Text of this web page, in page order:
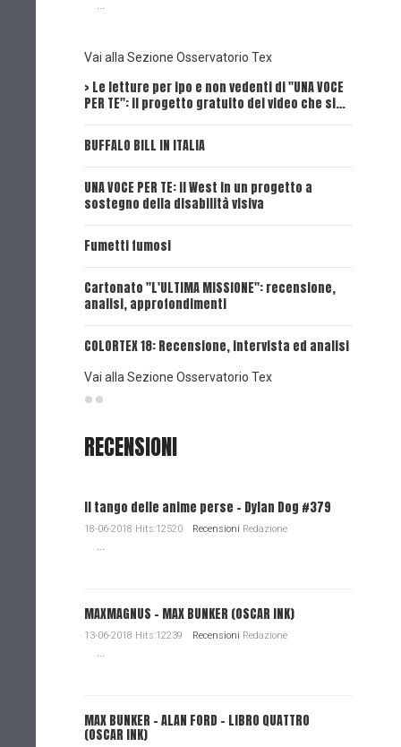
Vai alla Sezione Osservatorio Tex
> Le letture per ipo e non vedenti di "UNA VOCE
PER TE": il progetto gratuito dei video che si…
BUFFALO BILL IN ITALIA
UNA VOCE PER TE: il West in un progetto a
sostegno della disabilità visiva
Fumetti fumosi
Cartonato "L'ULTIMA MISSIONE": recensione,
analisi, approfondimenti
COLORTEX 18: Recensione, intervista ed analisi
Vai alla Sezione Osservatorio Tex
RECENSIONI
Il tango delle anime perse - Dylan Dog #379
18-06-2018 Hits:12520 Recensioni Redazione
MAXMAGNUS – MAX BUNKER (OSCAR INK)
13-06-2018 Hits:12239 Recensioni Redazione
MAX BUNKER – ALAN FORD – LIBRO QUATTRO
(OSCAR INK)